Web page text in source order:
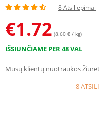
8 Atsiliepimai
€1.72 (8.60 € / kg)
IŠSIUNČIAME PER 48 VAL
Mūsų klientų nuotraukos
8